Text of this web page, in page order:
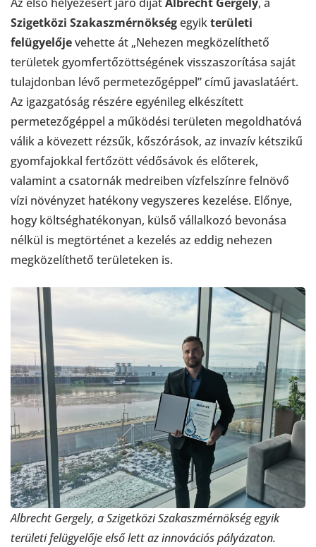
Szigetközi Szakaszmérnökségegyikterületi
felügyelőjevehette át „Nehezen megközelíthető
területek gyomfertőzöttségének visszaszorítása saját
tulajdonban lévő permetezőgéppel” című javaslatáért.
Az igazgatóság részére egyénileg elkészített
permetezőgéppel a működési területen megoldhatóvá
válik a kövezett rézsűk, kőszórások, az invazív kétszikű
gyomfajokkal fertőzött védősávok és előterek,
valamint a csatornák medreiben vízfelszínre felnövő
vízi növényzet hatékony vegyszeres kezelése. Előnye,
hogy költséghatékonyan, külső vállalkozó bevonása
nélkül is megtörténet a kezelés az eddig nehezen
megközelíthető területeken is.
Albrecht Gergely, a Szigetközi Szakaszmérnökség egyik
területi felügyelője első lett az innovációs pályázaton.